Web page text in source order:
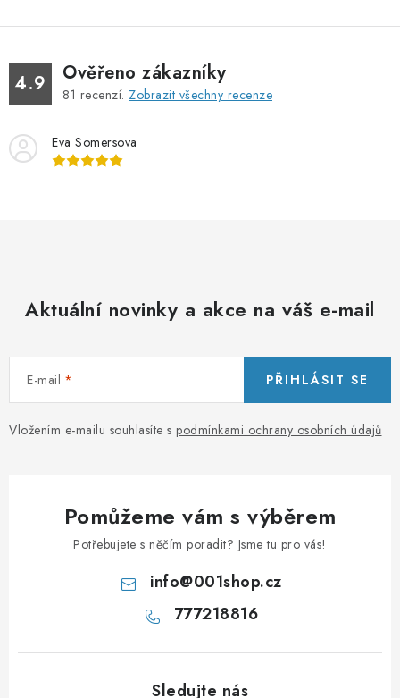
4.9 Ověřeno zákazníky
81 recenzí. Zobrazit všechny recenze
Eva Somersova
Aktuální novinky a akce na váš e-mail
E-mail
Vložením e-mailu souhlasíte s podmínkami ochrany osobních údajů
PŘIHLÁSIT SE
Pomůžeme vám s výběrem
Potřebujete s něčím poradit? Jsme tu pro vás!
info@001shop.cz
777218816